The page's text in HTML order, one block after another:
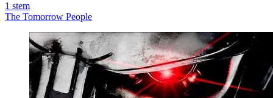
1 stem
The Tomorrow People